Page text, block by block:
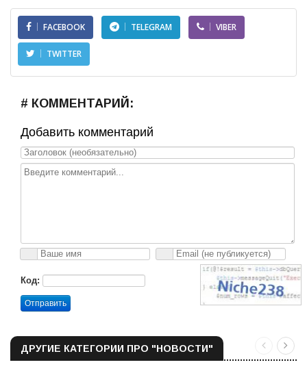
FACEBOOK TELEGRAM VIBER
TWITTER
# КОММЕНТАРИЙ:
Добавить комментарий
Код:
Отправить
ДРУГИЕ КАТЕГОРИИ ПРО "НОВОСТИ"